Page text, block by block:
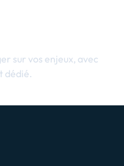
sur vos enjeux, avec
dédié.